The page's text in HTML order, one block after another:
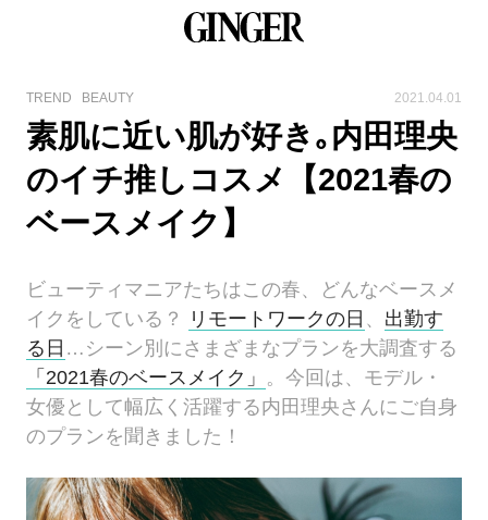
TREND BEAUTY 2021.04.01
素肌に近い肌が好き｡内田理央
のイチ推しコスメ【2021春の
ベースメイク】
ビューティマニアたちはこの春、どんなベースメ
イクをしている？
リモートワークの日 、 出勤す
る日 …シーン別にさまざまなプランを大調査する
「2021春のベースメイク」 。今回は、モデル・
女優として幅広く活躍する内田理央さんにご自身
のプランを聞きました！